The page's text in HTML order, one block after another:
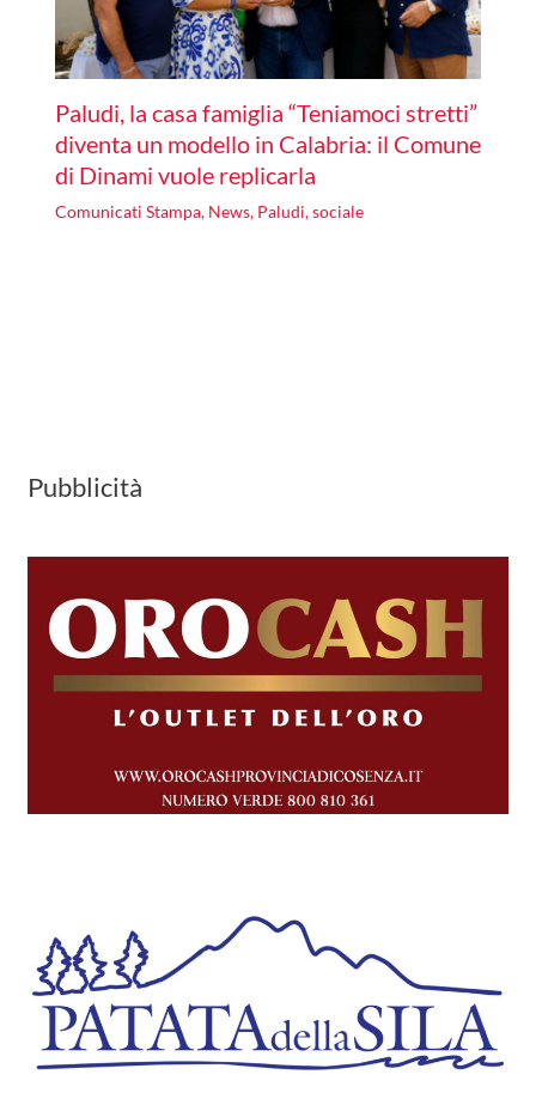
Paludi, la casa famiglia “Teniamoci stretti”
diventa un modello in Calabria: il Comune
di Dinami vuole replicarla
Comunicati Stampa, News, Paludi,sociale
Pubblicità